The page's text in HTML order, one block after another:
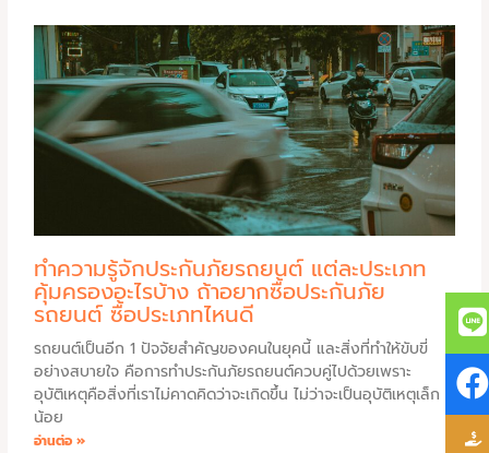
ทำความรู้จักประกันภัยรถยนต์ แต่ละประเภท
คุ้มครองอะไรบ้าง ถ้าอยากซื้อประกันภัย
รถยนต์ ซื้อประเภทไหนดี
รถยนต์เป็นอีก 1 ปัจจัยสำคัญของคนในยุคนี้ และสิ่งที่ทำให้ขับขี่
อย่างสบายใจ คือการทำประกันภัยรถยนต์ควบคู่ไปด้วยเพราะ
อุบัติเหตุคือสิ่งที่เราไม่คาดคิดว่าจะเกิดขึ้น ไม่ว่าจะเป็นอุบัติเหตุเล็ก ๆ
น้อย
อ่านต่อ »